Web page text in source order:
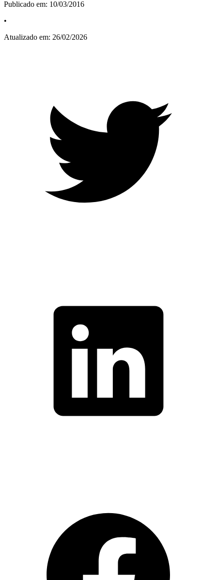
Publicado em: 10/03/2016
•
Atualizado em: 26/02/2026